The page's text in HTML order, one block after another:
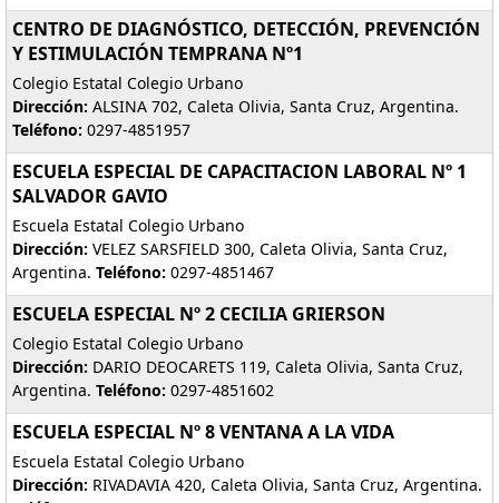
CENTRO DE DIAGNÓSTICO, DETECCIÓN, PREVENCIÓN
Y ESTIMULACIÓN TEMPRANA Nº1
Colegio Estatal Colegio Urbano
Dirección: ALSINA 702, Caleta Olivia, Santa Cruz, Argentina.
Teléfono: 0297-4851957
ESCUELA ESPECIAL DE CAPACITACION LABORAL Nº 1
SALVADOR GAVIO
Escuela Estatal Colegio Urbano
Dirección: VELEZ SARSFIELD 300, Caleta Olivia, Santa Cruz,
Argentina. Teléfono: 0297-4851467
ESCUELA ESPECIAL Nº 2 CECILIA GRIERSON
Colegio Estatal Colegio Urbano
Dirección: DARIO DEOCARETS 119, Caleta Olivia, Santa Cruz,
Argentina. Teléfono: 0297-4851602
ESCUELA ESPECIAL Nº 8 VENTANA A LA VIDA
Escuela Estatal Colegio Urbano
Dirección: RIVADAVIA 420, Caleta Olivia, Santa Cruz, Argentina.